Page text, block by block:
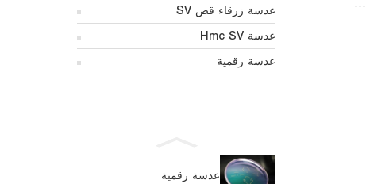
عدسة زرقاء قص SV
عدسة Hmc SV
عدسة رقمية
عدسة رقمية